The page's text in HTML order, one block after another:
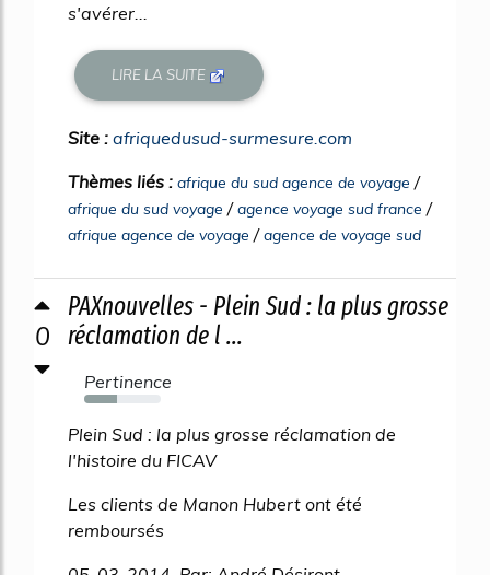
s'avérer...
LIRE LA SUITE
Site : afriquedusud-surmesure.com
Thèmes liés : afrique du sud agence de voyage /
afrique du sud voyage /agence voyage sud france /
afrique agence de voyage /agence de voyage sud
0
PAXnouvelles - Plein Sud : la plus grosse
réclamation de l ...
Pertinence
43%
Plein Sud : la plus grosse réclamation de
l'histoire du FICAV
Les clients de Manon Hubert ont été
remboursés